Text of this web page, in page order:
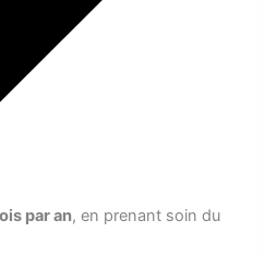
par an, en prenant soin du